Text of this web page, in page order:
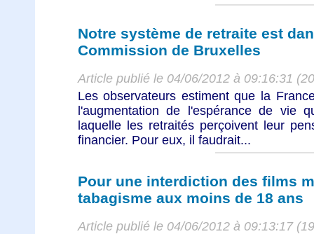
Notre système de retraite est
Commission de Bruxelles
Article publié le 04/06/2012 à 09:16:31
Les observateurs estiment que la
l'augmentation de l'espérance de vie
laquelle les retraités perçoivent leur
financier. Pour eux, il faudrait...
Pour une interdiction des films
tabagisme aux moins de 18 ans
Article publié le 04/06/2012 à 09:13:17